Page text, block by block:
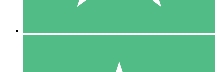
10 Descargas